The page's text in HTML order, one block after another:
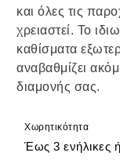
και όλες τις
χρειαστεί. Το
καθίσματα
αναβαθμίζει
διαμονής σας.
Χωρητικότητα
Έως 3 ενήλικες